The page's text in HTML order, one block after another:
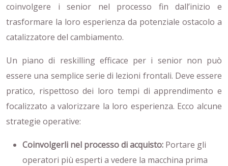
coinvolgere i senior nel processo fin dall’inizio e
trasformare la loro esperienza da potenziale ostacolo a
catalizzatore del cambiamento.
Un piano di reskilling efficace per i senior non può
essere una semplice serie di lezioni frontali. Deve essere
pratico, rispettoso dei loro tempi di apprendimento e
focalizzato a valorizzare la loro esperienza. Ecco alcune
strategie operative:
Coinvolgerli nel processo di acquisto: Portare gli
operatori più esperti a vedere la macchina prima